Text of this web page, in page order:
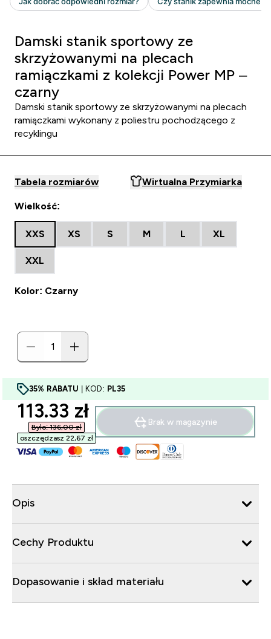
Damski stanik sportowy ze
skrzyżowanymi na plecach
ramiączkami z kolekcji Power MP –
czarny
Damski stanik sportowy ze skrzyżowanymi na plecach
ramiączkami wykonany z poliestru pochodzącego z
recyklingu
Tabela rozmiarów Wirtualna Przymiarka
Wielkość:
XXS XS S M L XL
XXL
Kolor: Czarny
35% RABATU | KOD: PL35
discounted price
113.33 zł‎
Było: 136,00 zł‎
oszczędzasz 22,67 zł‎
Brak w magazynie
Opis
Cechy Produktu
Dopasowanie i skład materiału